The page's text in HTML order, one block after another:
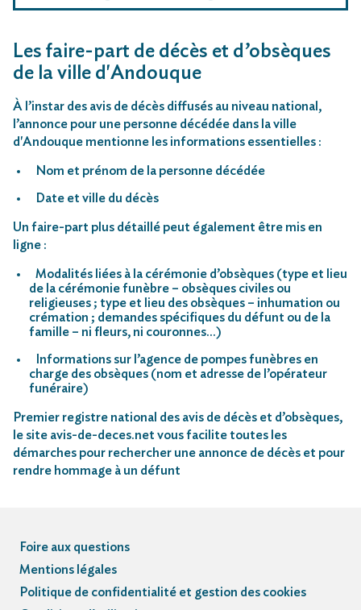
Les faire-part de décès et d’obsèques
de la ville d'Andouque
À l’instar des avis de décès diffusés au niveau national,
l’annonce pour une personne décédée dans la ville
d'Andouque mentionne les informations essentielles :
Nom et prénom de la personne décédée
Date et ville du décès
Un faire-part plus détaillé peut également être mis en
ligne :
Modalités liées à la cérémonie d’obsèques (type et lieu
de la cérémonie funèbre – obsèques civiles ou
religieuses ; type et lieu des obsèques – inhumation ou
crémation ; demandes spécifiques du défunt ou de la
famille – ni fleurs, ni couronnes…)
Informations sur l’agence de pompes funèbres en
charge des obsèques (nom et adresse de l’opérateur
funéraire)
Premier registre national des avis de décès et d’obsèques,
le site avis-de-deces.net vous facilite toutes les
démarches pour rechercher une annonce de décès et pour
rendre hommage à un défunt
Foire aux questions
Mentions légales
Politique de confidentialité et gestion des cookies